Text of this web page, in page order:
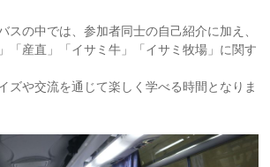
スの中では、参加者同士の自己紹介に加え、
「産直」「イサミ牛」「イサミ牧場」に関す
ズや交流を通じて楽しく学べる時間となりま